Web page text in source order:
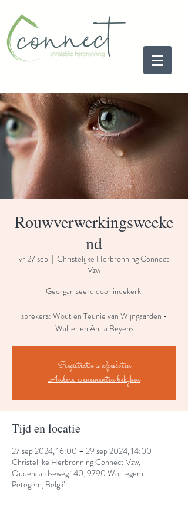
Rouwverwerkingsweeke
nd
vr 27 sep
  |
Christelijke Herbronning Connect
Vzw
Georganiseerd door indekerk.
sprekers: Wout en Teunie van Wijngaarden -
Walter en Anita Beyens
Registratie is afgesloten
Andere evenementen bekijken
Tijd en locatie
27 sep 2024, 16:00 – 29 sep 2024, 14:00
Christelijke Herbronning Connect Vzw,
Oudenaardseweg 140, 9790 Wortegem-
Petegem, België